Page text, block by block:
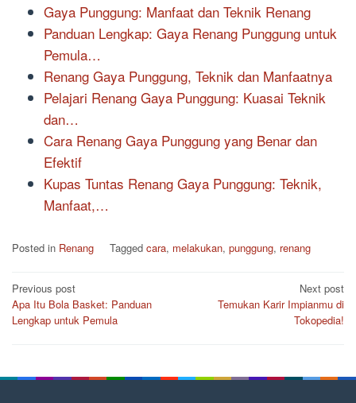
Gaya Punggung: Manfaat dan Teknik Renang
Panduan Lengkap: Gaya Renang Punggung untuk
Pemula…
Renang Gaya Punggung, Teknik dan Manfaatnya
Pelajari Renang Gaya Punggung: Kuasai Teknik
dan…
Cara Renang Gaya Punggung yang Benar dan
Efektif
Kupas Tuntas Renang Gaya Punggung: Teknik,
Manfaat,…
Posted in Renang Tagged cara, melakukan, punggung, renang
Post
navigation
Previous post
Apa Itu Bola Basket: Panduan
Lengkap untuk Pemula
Next post
Temukan Karir Impianmu di
Tokopedia!